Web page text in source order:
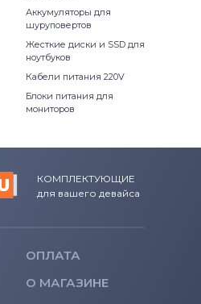
Аккумуляторы для
шуруповертов
Жесткие диски и SSD для
ноутбуков
Кабели питания 220V
Блоки питания для
мониторов
КОМПЛЕКТУЮЩИЕ
для вашего девайса
ОПЛАТА
О МАГАЗИНЕ